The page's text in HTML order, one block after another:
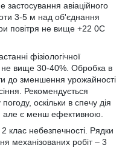
застосування авіаційного
3-5 м над об'єднання
повітря не вище +22 0С
фізіологічної
не вище 30-40%. Обробка в
до зменшення урожайності
Рекомендується
оскільки в спечу дія
але є менш ефективною.
клас небезпечності. Рядки
механізованих робіт – 3